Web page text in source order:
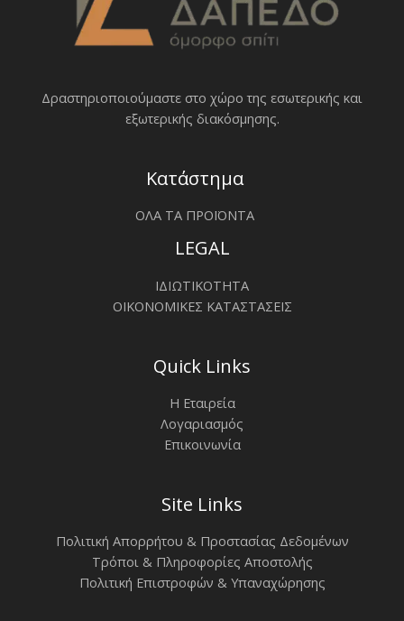
Δραστηριοποιoύμαστε στο χώρο της εσωτερικής και
εξωτερικής διακόσμησης.
Κατάστημα
ΟΛΑ ΤΑ ΠΡΟΪΟΝΤΑ
LEGAL
ΙΔΙΩΤΙΚΟΤΗΤΑ
ΟΙΚΟΝΟΜΙΚΕΣ ΚΑΤΑΣΤΑΣΕΙΣ
Quick Links
Η Εταιρεία
Λογαριασμός
Επικοινωνία
Site Links
Πολιτική Απορρήτου & Προστασίας Δεδομένων
Τρόποι & Πληροφορίες Αποστολής
Πολιτική Επιστροφών & Υπαναχώρησης